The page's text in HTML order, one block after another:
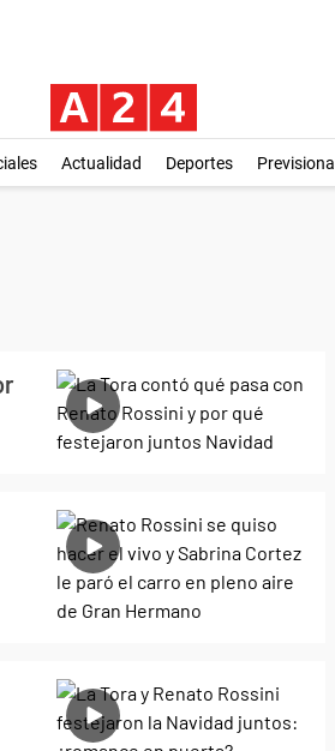
Actualidad Deportes Previsional